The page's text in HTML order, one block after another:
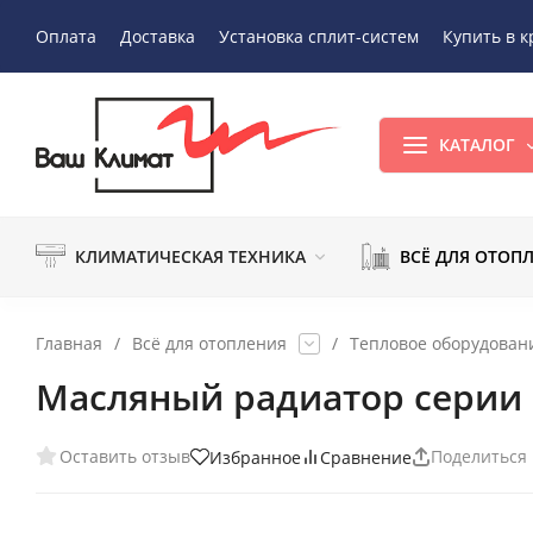
Оплата Доставка Установка сплит-систем Купить в
КАТАЛОГ
КЛИМАТИЧЕСКАЯ ТЕХНИКА ВСЁ ДЛЯ
Главная / Всё для отопления / Тепловое
Масляный радиатор серии
Оставить отзыв Избранное Сравнение Поделиться